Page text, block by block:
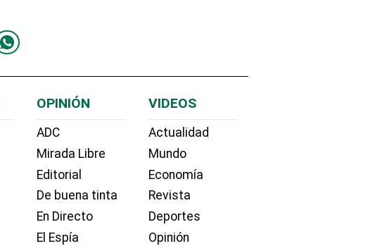
OPINIÓN
ADC
Mirada Libre
Editorial
De buena tinta
En Directo
El Espía
VIDEOS
Actualidad
Mundo
Economía
Revista
Deportes
Opinión